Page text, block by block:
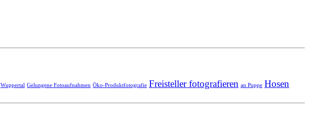
Wuppertal Gelungene Fotoaufnahmen Öko-Produktfotografie Freisteller fotografieren an Puppe Hosen